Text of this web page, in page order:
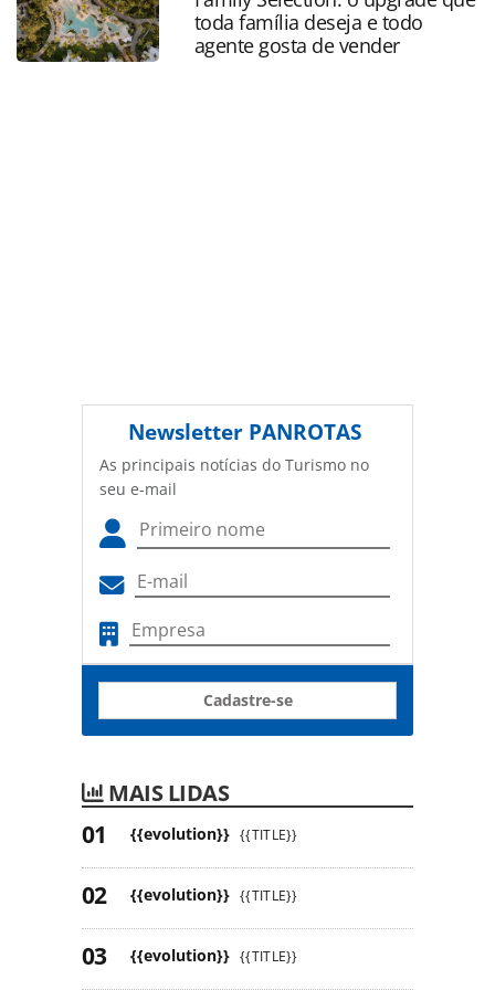
na página. Todo o conteúdo produzido pela PANROTAS
Editora é protegido pela legislação brasileira sobre direito
autoral. Não reproduza o conteúdo sem autorização da
toda família deseja e todo
agente gosta de vender
Newsletter PANROTAS
As principais notícias do Turismo no
seu e-mail
Cadastre-se
MAIS LIDAS
{{evolution}} {{TITLE}}
{{evolution}} {{TITLE}}
{{evolution}} {{TITLE}}